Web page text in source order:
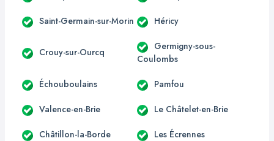
Saint-Germain-sur-Morin Héricy
Crouy-sur-Ourcq
Germigny-sous-
Coulombs
Échouboulains Pamfou
Valence-en-Brie Le Châtelet-en-Brie
Châtillon-la-Borde Les Écrennes